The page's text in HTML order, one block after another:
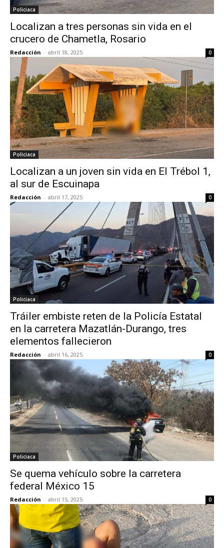
Policiaca
Localizan a tres personas sin vida en el
crucero de Chametla, Rosario
Redacción - abril 18, 2025 0
Policiaca
Localizan a un joven sin vida en El Trébol 1,
al sur de Escuinapa
Redacción - abril 17, 2025 0
Policiaca
Tráiler embiste reten de la Policía Estatal
en la carretera Mazatlán-Durango, tres
elementos fallecieron
Redacción - abril 16, 2025 0
Policiaca
Se quema vehículo sobre la carretera
federal México 15
Redacción - abril 15, 2025 0